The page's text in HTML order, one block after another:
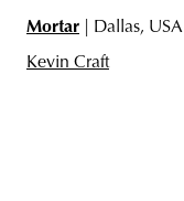
Mortar | Dallas, USA
Kevin Craft